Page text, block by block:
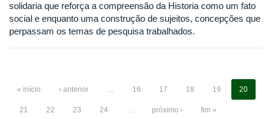
solidaria que reforça a compreensão da Historia como um fato
social e enquanto uma construção de sujeitos, concepções que
perpassam os temas de pesquisa trabalhados.
« início ‹ anterior … 16 17 18 19 20
21 22 23 24 … próximo › fim »